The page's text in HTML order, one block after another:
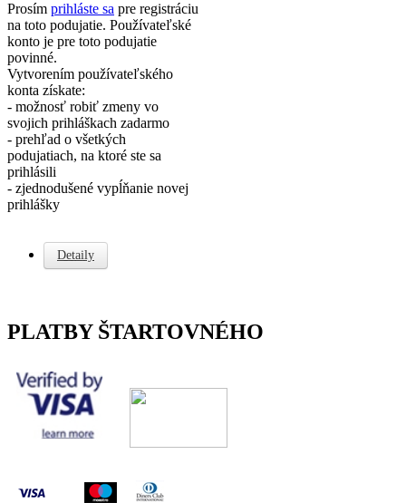
Prosím prihláste sa pre registráciu
na toto podujatie. Používateľské
konto je pre toto podujatie
povinné.
Vytvorením používateľského
konta získate:
- možnosť robiť zmeny vo
svojich prihláškach zadarmo
- prehľad o všetkých
podujatiach, na ktoré ste sa
prihlásili
- zjednodušené vypĺňanie novej
prihlášky
Detaily
PLATBY ŠTARTOVNÉHO